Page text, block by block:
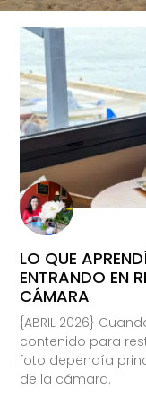
LO QUE
ENTRANDO EN
CÁMARA
{ABRIL 2026}
contenido para
foto dependía
de la cámara.